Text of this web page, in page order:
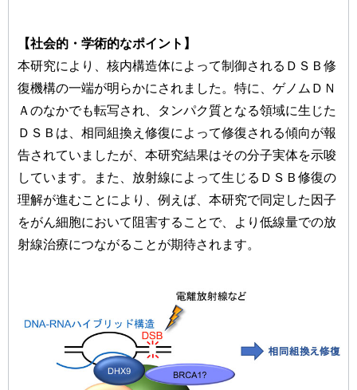
【社会的・学術的なポイント】
本研究により、核内構造体によって制御されるＤＳＢ修
復機構の一端が明らかにされました。特に、ゲノムＤＮ
Ａのなかでも転写され、タンパク質となる領域に生じた
ＤＳＢは、相同組換え修復によって修復される傾向が報
告されていましたが、本研究結果はその分子実体を示唆
しています。また、放射線によって生じるＤＳＢ修復の
理解が進むことにより、例えば、本研究で同定した因子
をがん細胞において阻害することで、より低線量での放
射線治療につながることが期待されます。